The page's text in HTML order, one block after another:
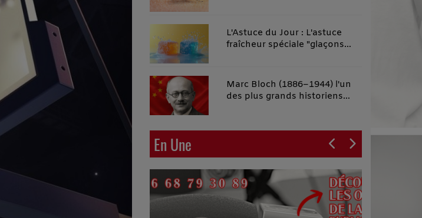
L'Astuce du Jour : L'astuce
fraîcheur spéciale "glaçons
Marc Bloch (1886–1944) l'un
des plus grands historiens
En Une